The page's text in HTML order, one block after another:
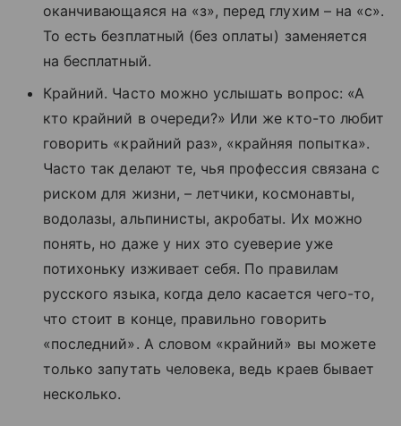
оканчивающаяся на «з», перед глухим – на «с».
То есть безплатный (без оплаты) заменяется
на бесплатный.
Крайний. Часто можно услышать вопрос: «А
кто крайний в очереди?» Или же кто-то любит
говорить «крайний раз», «крайняя попытка».
Часто так делают те, чья профессия связана с
риском для жизни, –летчики, космонавты,
водолазы, альпинисты, акробаты. Их можно
понять, но даже у них это суеверие уже
потихоньку изживает себя. По правилам
русского языка, когда дело касается чего-то,
что стоит в конце, правильно говорить
«последний». А словом «крайний» вы можете
только запутать человека, ведь краев бывает
несколько.